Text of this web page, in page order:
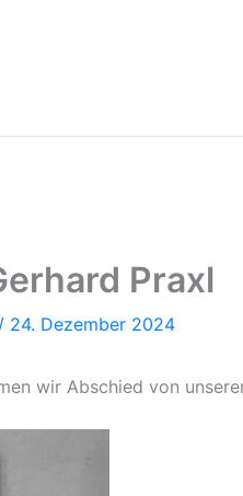
Praxl
/ 24. Dezember 2024
wir Abschied von